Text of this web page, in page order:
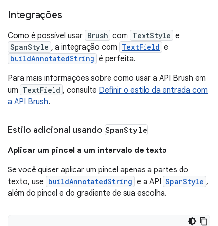
Integrações
Como é possível usar Brush com TextStyle e
SpanStyle , a integração com TextField e
buildAnnotatedString é perfeita.
Para mais informações sobre como usar a API Brush em
um TextField , consulte Definir o estilo da entrada com
a API Brush.
Estilo adicional usando SpanStyle
Aplicar um pincel a um intervalo de texto
Se você quiser aplicar um pincel apenas a partes do
texto, use buildAnnotatedString e a API SpanStyle ,
além do pincel e do gradiente de sua escolha.